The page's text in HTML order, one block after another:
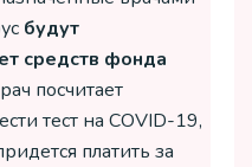
будут
средств фонда
посчитает
тест на COVID-19,
платить за